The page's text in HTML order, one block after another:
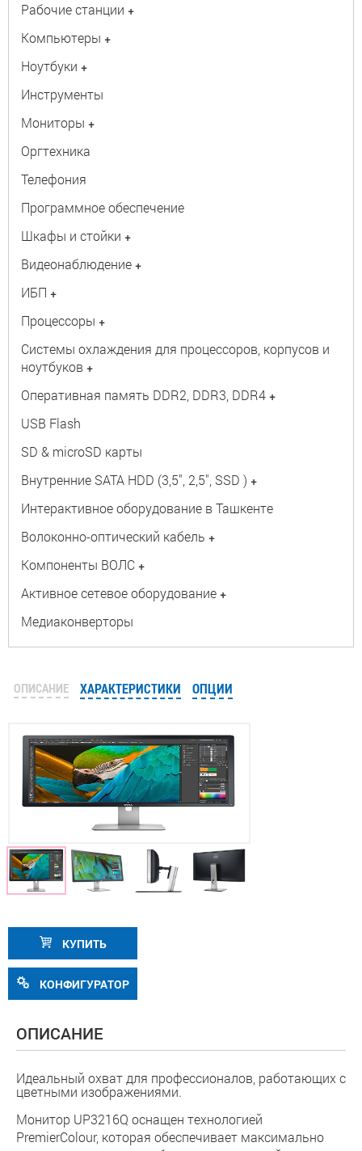
Рабочие станции +
Компьютеры +
Ноутбуки +
Инструменты
Мониторы +
Оргтехника
Телефония
Программное обеспечение
Шкафы и стойки +
Видеонаблюдение +
ИБП +
Процессоры +
Системы охлаждения для процессоров, корпусов и
ноутбуков +
Оперативная память DDR2, DDR3, DDR4 +
USB Flash
SD & microSD карты
Внутренние SATA HDD (3,5", 2,5", SSD ) +
Интерактивное оборудование в Ташкенте
Волоконно-оптический кабель +
Компоненты ВОЛС +
Активное сетевое оборудование +
Медиаконверторы
ОПИСАНИЕ ХАРАКТЕРИСТИКИ ОПЦИИ
КУПИТЬ
КОНФИГУРАТОР
ОПИСАНИЕ
Идеальный охват для профессионалов, работающих с
цветными изображениями.
Монитор UP3216Q оснащен технологией
PremierColour, которая обеспечивает максимально